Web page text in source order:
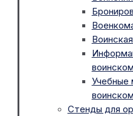
Учебные
Стенды для